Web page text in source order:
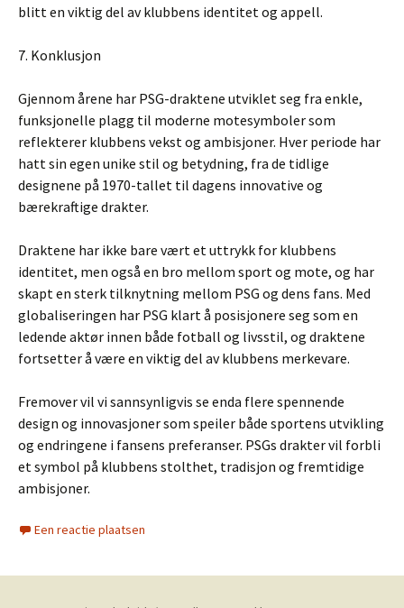
blitt en viktig del av klubbens identitet og appell.
7. Konklusjon
Gjennom årene har PSG-draktene utviklet seg fra enkle,
funksjonelle plagg til moderne motesymboler som
reflekterer klubbens vekst og ambisjoner. Hver periode har
hatt sin egen unike stil og betydning, fra de tidlige
designene på 1970-tallet til dagens innovative og
bærekraftige drakter.
Draktene har ikke bare vært et uttrykk for klubbens
identitet, men også en bro mellom sport og mote, og har
skapt en sterk tilknytning mellom PSG og dens fans. Med
globaliseringen har PSG klart å posisjonere seg som en
ledende aktør innen både fotball og livsstil, og draktene
fortsetter å være en viktig del av klubbens merkevare.
Fremover vil vi sannsynligvis se enda flere spennende
design og innovasjoner som speiler både sportens utvikling
og endringene i fansens preferanser. PSGs drakter vil forbli
et symbol på klubbens stolthet, tradisjon og fremtidige
ambisjoner.
Een reactie plaatsen